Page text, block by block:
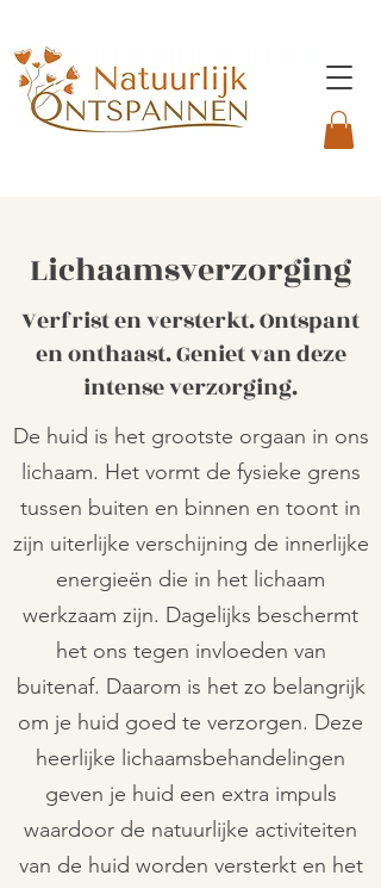
Lichaamsverzorging
Verfrist en versterkt. Ontspant
en onthaast. Geniet van deze
intense verzorging.
De huid is het grootste orgaan in ons
lichaam. Het vormt de fysieke grens
tussen buiten en binnen en toont in
zijn uiterlijke verschijning de innerlijke
energieën die in het lichaam
werkzaam zijn. Dagelijks beschermt
het ons tegen invloeden van
buitenaf. Daarom is het zo belangrijk
om je huid goed te verzorgen. Deze
heerlijke lichaamsbehandelingen
geven je huid een extra impuls
waardoor de natuurlijke activiteiten
van de huid worden versterkt en het